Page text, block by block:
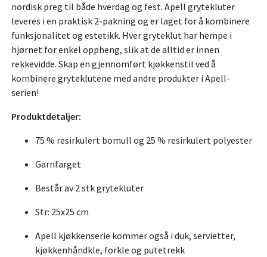
nordisk preg til både hverdag og fest. Apell grytekluter
leveres i en praktisk 2-pakning og er laget for å kombinere
funksjonalitet og estetikk. Hver gryteklut har hempe i
hjørnet for enkel oppheng, slik at de alltid er innen
rekkevidde. Skap en gjennomført kjøkkenstil ved å
kombinere gryteklutene med andre produkter i Apell-
serien!
Produktdetaljer:
75 % resirkulert bomull og 25 % resirkulert polyester
Garnfarget
Består av 2 stk grytekluter
Str: 25x25 cm
Apell kjøkkenserie kommer også i duk, servietter,
kjøkkenhåndkle, forkle og putetrekk